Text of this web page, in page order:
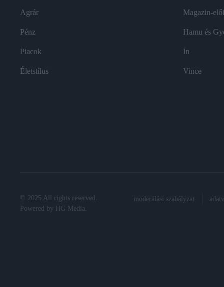
Agrár
Pénz
Piacok
Életstílus
Magazin-
Hamu és
In
Vince
© 2025 All rights reserved.
Powered by
HG Media.
moderálási szabályzat